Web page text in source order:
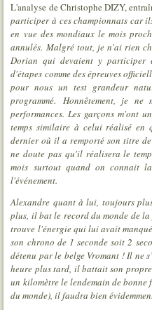
L'analyse de Christophe DIZY,
participer à ces championnats car
en vue des mondiaux le mois
annulés. Malgré tout, je n'ai rien
Dorian qui devaient y participer
d'étapes comme des épreuves
pour nous un test grandeur
programmé. Honnêtement, je
performances. Les garçons m'ont
temps similaire à celui réalisé en
dernier où il a remporté son titre
ne doute pas qu'il réalisera le
mois surtout quand on connait
l'événement.
Alexandre quant à lui, toujours
plus, il bat le record du monde de
trouve l'énergie qui lui avait
son chrono de 1 seconde soit 2
détenu par le belge Vromant ! Il ne
heure plus tard, il battait son
un kilomètre le lendemain de bonne
du monde), il faudra bien